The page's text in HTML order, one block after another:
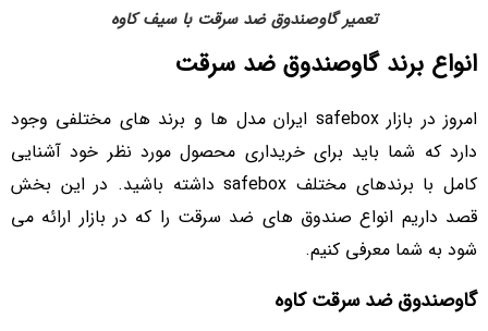
تعمیر گاوصندوق ضد سرقت با سیف کاوه
انواع برند گاوصندوق ضد سرقت
امروز در بازار safebox ایران مدل ها و برند های مختلفی وجود
دارد که شما باید برای خریداری محصول مورد نظر خود آشنایی
کامل با برندهای مختلف safebox داشته باشید. در این بخش
قصد داریم انواع صندوق های ضد سرقت را که در بازار ارائه می
شود به شما معرفی کنیم.
گاوصندوق ضد سرقت کاوه